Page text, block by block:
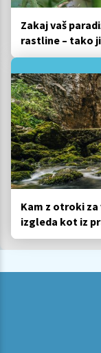
Zakaj vaš
rastline – tako
Kam z otroki
izgleda kot iz